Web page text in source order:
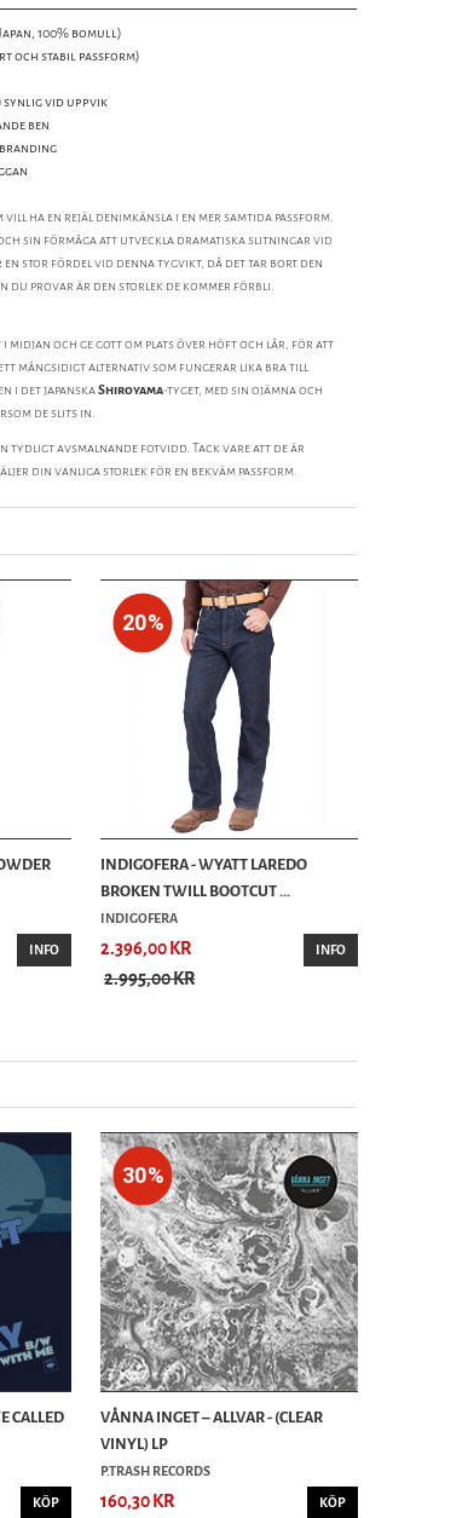
100% bomull)
och stabil passform)
synlig vid uppvik
ben
ha en rejäl denimkänsla i en mer samtida passform.
sin förmåga att utveckla dramatiska slitningar vid
en stor fördel vid denna tygvikt, då det tar bort den
provar är den storlek de kommer förbli.
midjan och ge gott om plats över höft och lår, för att
mångsidigt alternativ som fungerar lika bra till
i det japanskaShiroyama-tyget, med sin ojämna och
de slits in.
tydligt avsmalnande fotvidd. Tack vare att de är
din vanliga storlek för en bekväm passform.
INFO
20%
INDIGOFERA - WYATT LAREDO
BROKEN TWILL BOOTCUT ...
INDIGOFERA
2.396,00 KR
2.995,00 KR
INFO
CALLED
KÖP
30%
VÅNNA INGET – ALLVAR - (CLEAR
VINYL) LP
P.TRASH RECORDS
160,30 KR
KÖP